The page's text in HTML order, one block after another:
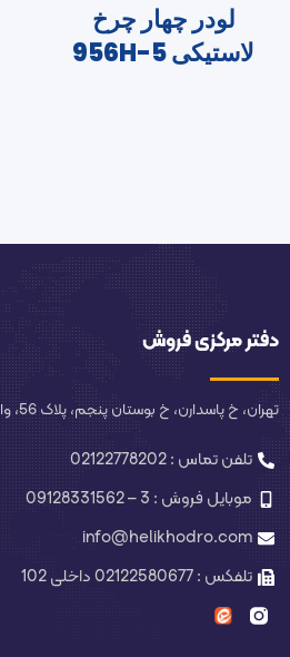
لودر چهار چرخ
لاستیکی 956H-5
دفتر مرکزی فروش
تهران، خ پاسدارن، خ بوستان پنجم، پلاک 56، واحد 11
تلفن تماس : 02122778202
موبایل فروش : 3 – 09128331562
info@helikhodro.com
تلفکس : 02122580677 داخلی 102